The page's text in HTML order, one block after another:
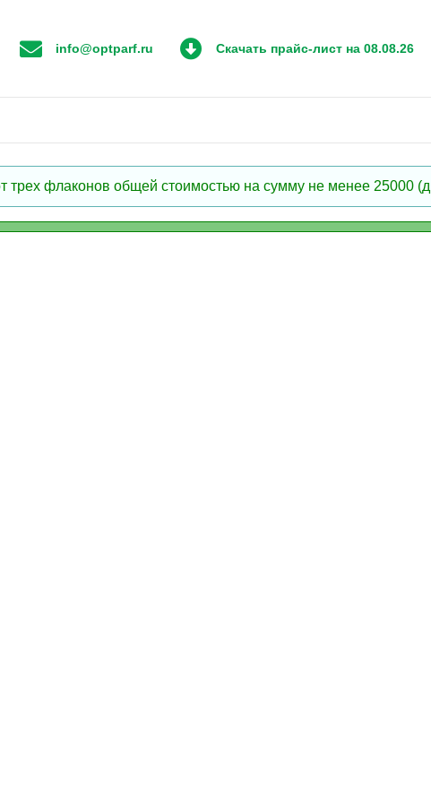
info@optparf.ru Скачать прайс-лист на 08.08.26
флаконов общей стоимостью на сумму не менее 25000